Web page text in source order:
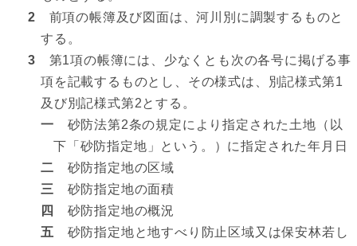
2 前項の帳簿及び図面は、河川別に調製するものと
する。
3 第1項の帳簿には、少なくとも次の各号に掲げる事
項を記載するものとし、その様式は、別記様式第1
及び別記様式第2とする。
一 砂防法第2条の規定により指定された土地（以
下「砂防指定地」という。）に指定された年月日
二 砂防指定地の区域
三
砂防指定地の面積
四
砂防指定地の概況
五 砂防指定地と地すべり防止区域又は保安林若し